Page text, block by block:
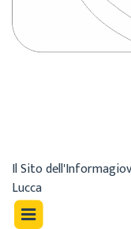
Il Sito
Lucca